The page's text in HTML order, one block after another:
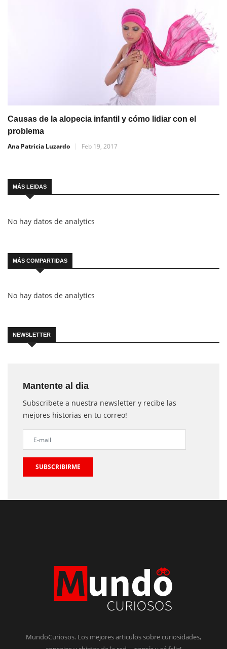
Causas de la alopecia infantil y cómo lidiar con el
problema
Ana Patricia Luzardo
Feb 19, 2017
MÁS LEIDAS
No hay datos de analytics
MÁS COMPARTIDAS
No hay datos de analytics
NEWSLETTER
Mantente al dia
Subscribete a nuestra newsletter y recibe las
mejores historias en tu correo!
SUBSCRIBIRME
MundoCuriosos. Los mejores articulos sobre curiosidades,